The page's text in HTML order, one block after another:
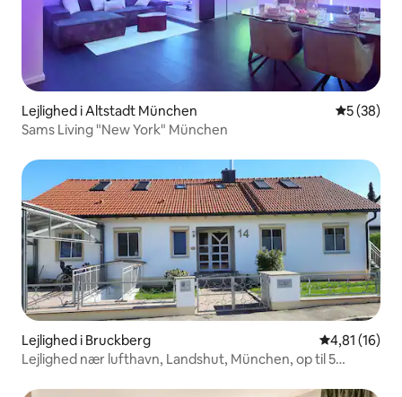
Lejlighed i Altstadt München 5 ud af 5 i
5 (38)
Sams Living "New York" München
Lejlighed i Bruckberg 4,81 ud af 5
4,81 (16)
Lejlighed nær lufthavn, Landshut, München, op til 5